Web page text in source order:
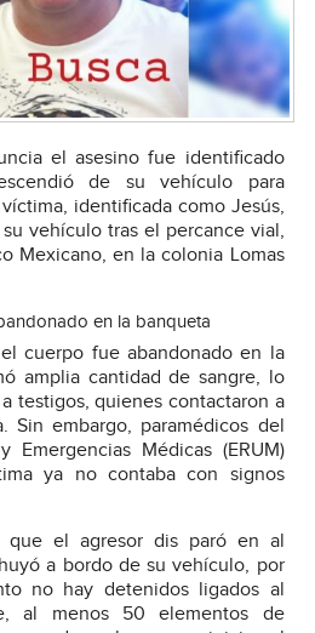
el asesino fue identificado
de su vehículo para
identificada como Jesús,
vehículo tras el percance vial,
Mexicano, en la colonia Lomas
en la banqueta
cuerpo fue abandonado en la
amplia cantidad de sangre, lo
testigos, quienes contactaron a
Sin embargo, paramédicos del
Emergencias Médicas (ERUM)
ya no contaba con signos
que el agresor dis paró en al
a bordo de su vehículo, por
no hay detenidos ligados al
al menos 50 elementos de